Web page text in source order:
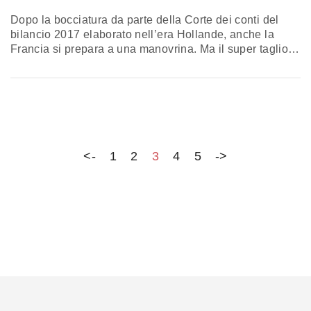
Dopo la bocciatura da parte della Corte dei conti del
bilancio 2017 elaborato nell’era Hollande, anche la
Francia si prepara a una manovrina. Ma il super taglio
<- 1 2 3 4 5 ->